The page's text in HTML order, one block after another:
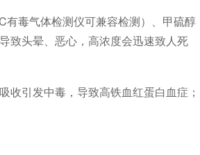
毒气体检测仪可兼容检测）、甲硫醇
致头晕、恶心，高浓度会迅速致人死
引发中毒，导致高铁血红蛋白血症；